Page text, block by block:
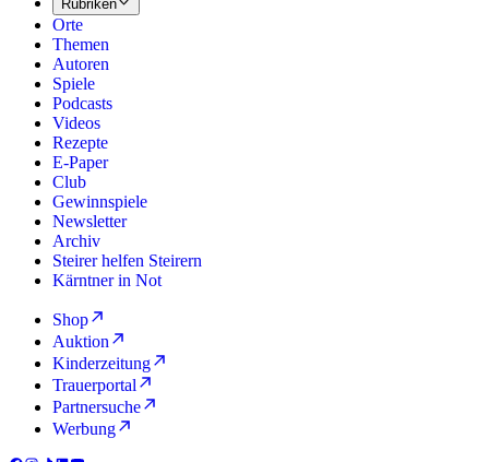
Rubriken
Orte
Themen
Autoren
Spiele
Podcasts
Videos
Rezepte
E-Paper
Club
Gewinnspiele
Newsletter
Archiv
Steirer helfen Steirern
Kärntner in Not
Shop
Auktion
Kinderzeitung
Trauerportal
Partnersuche
Werbung